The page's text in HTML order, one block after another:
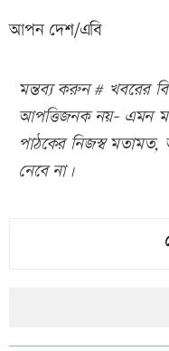
আপন দেশ/এবি
মন্তব্য করুন # খবরের
আপত্তিজনক নয়- এমন
পাঠকের নিজস্ব
নেবে না।